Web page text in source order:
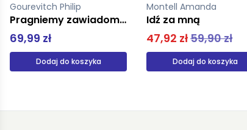
Montell Amanda
Idź za mną
47,92 zł
Dodaj do koszyka
Potkaj Tomasz
Akwarium
55,92 zł 69,90 zł
Dodaj do koszyka